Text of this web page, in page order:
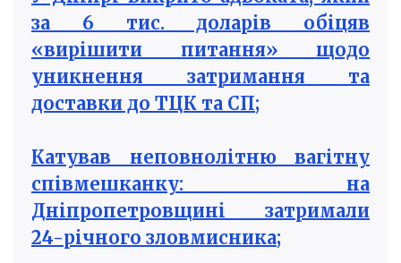
за 6 тис. доларів обіцяв
«вирішити питання» щодо
уникнення затримання та
доставки до ТЦК та СП;
Катував неповнолітню вагітну
співмешканку: на
Дніпропетровщині затримали
24-річного зловмисника;